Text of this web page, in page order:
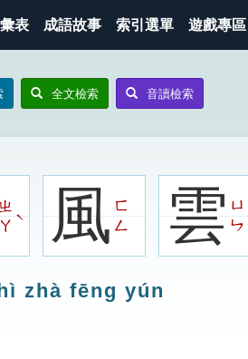
表 成語故事 索引選單 遊戲專區
全文檢索 音讀檢索
ㄓ
ㄚ
ˋ 風ㄈ
ㄥ
雲ㄩ
ㄣ
zhà fēng yún